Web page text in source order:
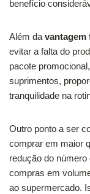
benefício
Além da vantagem
evitar a falta do
pacote
suprimentos,
tranquilidade na
Outro ponto a ser
comprar em maior
redução do
compras em
ao supermercado.